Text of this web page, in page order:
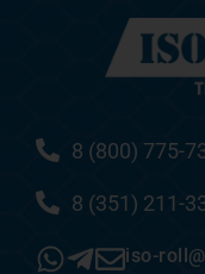
8 (800) 775-
8 (351) 211-
iso-